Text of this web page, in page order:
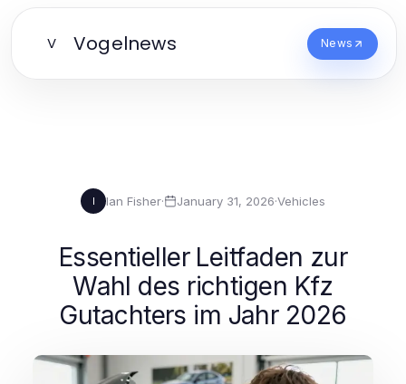
V Vogelnews News
I Ian Fisher· January 31, 2026·Vehicles
Essentieller Leitfaden zur
Wahl des richtigen Kfz
Gutachters im Jahr 2026